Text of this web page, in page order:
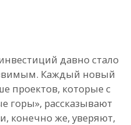
давно стало
Каждый новый
проектов, которые с
горы», рассказывают
конечно же, уверяют,